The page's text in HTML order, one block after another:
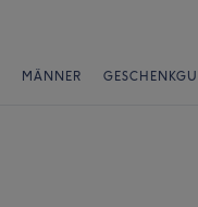
MÄNNER